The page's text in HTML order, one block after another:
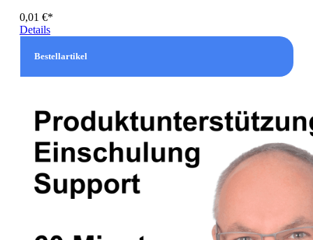
0,01 €*
Details
Bestellartikel